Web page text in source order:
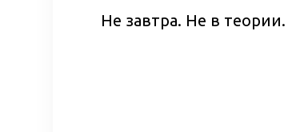
Не завтра. Не в